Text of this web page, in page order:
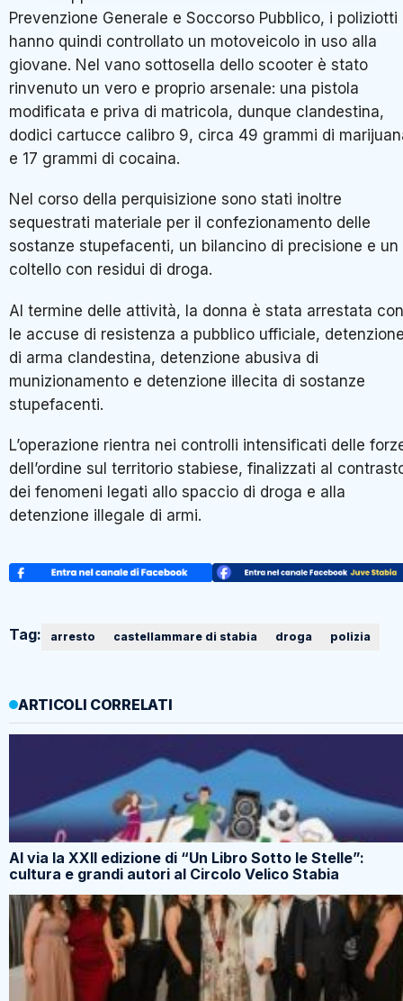
Prevenzione Generale e Soccorso Pubblico, i poliziotti
hanno quindi controllato un motoveicolo in uso alla
giovane. Nel vano sottosella dello scooter è stato
rinvenuto un vero e proprio arsenale: una pistola
modificata e priva di matricola, dunque clandestina,
dodici cartucce calibro 9, circa 49 grammi di
e 17 grammi di cocaina.
Nel corso della perquisizione sono stati inoltre
sequestrati materiale per il confezionamento delle
sostanze stupefacenti, un bilancino di precisione e un
coltello con residui di droga.
Al termine delle attività, la donna è stata arrestata con
le accuse di resistenza a pubblico ufficiale,
di arma clandestina, detenzione abusiva di
munizionamento e detenzione illecita di sostanze
stupefacenti.
L’operazione rientra nei controlli intensificati delle
dell’ordine sul territorio stabiese, finalizzati al
dei fenomeni legati allo spaccio di droga e alla
detenzione illegale di armi.
Tag: arresto castellammare di stabia droga polizia
ARTICOLI CORRELATI
Al via la XXII edizione di “Un Libro Sotto le Stelle”:
cultura e grandi autori al Circolo Velico Stabia